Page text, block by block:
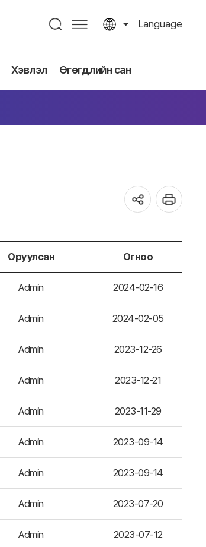
Language
Хэвлэл Өгөгдлийн сан
Оруулсан Огноо
Admin 2024-02-16
Admin 2024-02-05
Admin 2023-12-26
Admin 2023-12-21
Admin 2023-11-29
Admin 2023-09-14
Admin 2023-09-14
Admin 2023-07-20
Admin 2023-07-12